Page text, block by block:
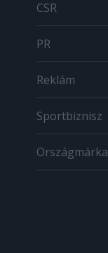
CSR
PR
Reklám
Sportbiznisz
Országmárka